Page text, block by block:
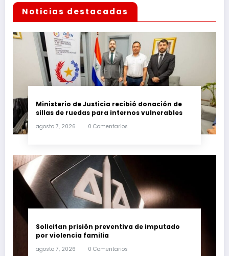
Noticias destacadas
Ministerio de Justicia recibió donación de
sillas de ruedas para internos vulnerables
agosto 7, 2026 0 Comentarios
Solicitan prisión preventiva de imputado
por violencia familia
agosto 7, 2026 0 Comentarios